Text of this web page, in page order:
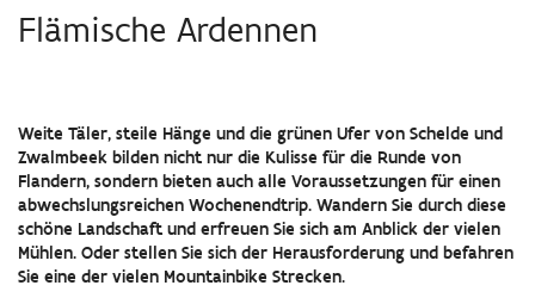
Flämische Ardennen
Weite Täler, steile Hänge und die grünen Ufer von Schelde und
Zwalmbeek bilden nicht nur die Kulisse für die Runde von
Flandern, sondern bieten auch alle Voraussetzungen für einen
abwechslungsreichen Wochenendtrip. Wandern Sie durch diese
schöne Landschaft und erfreuen Sie sich am Anblick der vielen
Mühlen. Oder stellen Sie sich der Herausforderung und befahren
Sie eine der vielen Mountainbike Strecken.